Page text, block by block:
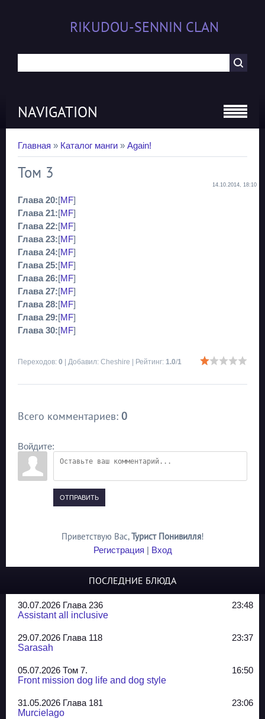
RIKUDOU-SENNIN CLAN
NAVIGATION
Главная » Каталог манги » Again!
Том 3
14.10.2014, 18:10
Глава 20:[MF]
Глава 21:[MF]
Глава 22:[MF]
Глава 23:[MF]
Глава 24:[MF]
Глава 25:[MF]
Глава 26:[MF]
Глава 27:[MF]
Глава 28:[MF]
Глава 29:[MF]
Глава 30:[MF]
Переходов: 0 Добавил: Cheshire Рейтинг: 1.0/1
Всего комментариев: 0
Войдите:
ОТПРАВИТЬ
Приветствую Вас,Турист Понивилля!
Регистрация | Вход
ПОСЛЕДНИЕ БЛЮДА
30.07.2026 Глава 236
23:48
Assistant all inclusive
29.07.2026 Глава 118
23:37
Sarasah
05.07.2026 Том 7.
16:50
Front mission dog life and dog style
31.05.2026 Глава 181
23:06
Murcielago